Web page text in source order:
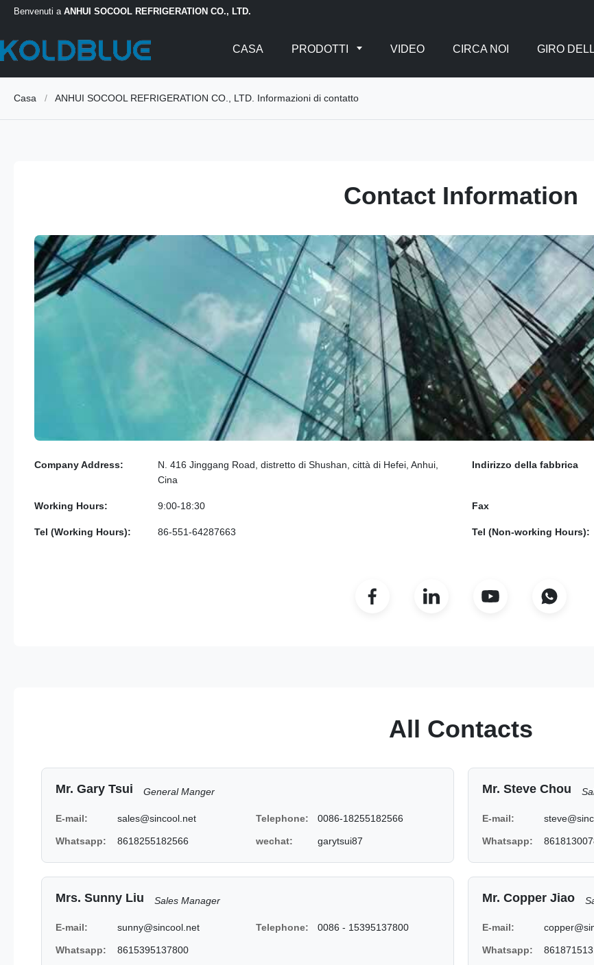
Benvenuti a ANHUI SOCOOL REFRIGERATION CO., LTD.
CASA PRODOTTI VIDEO CIRCA NOI GIRO
Casa / ANHUI SOCOOL REFRIGERATION CO., LTD. Informazioni di contatto
Contact Information
Company Address:
N. 416 Jinggang Road, distretto di Shushan, città di Hefei, Anhui,
Cina
Indirizzo della fabbrica
Working Hours: 9:00-18:30 Fax
Tel (Working Hours): 86-551-64287663 Tel (Non-working Hours):
All Contacts
Mr. Gary Tsui General Manger
E-mail: sales@sincool.net Telephone: 0086-18255182566
Whatsapp: 8618255182566 wechat: garytsui87
Mr. Steve Chou
E-mail:
Whatsapp:
Mrs. Sunny Liu Sales Manager
E-mail: sunny@sincool.net Telephone: 0086 - 15395137800
Whatsapp: 8615395137800
Mr. Copper Jiao
E-mail:
Whatsapp: